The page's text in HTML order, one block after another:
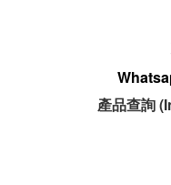
產品查詢